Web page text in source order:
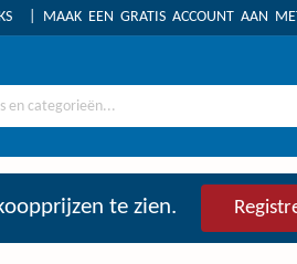
MAAK EEN GRATIS ACCOUNT AAN
te zien.